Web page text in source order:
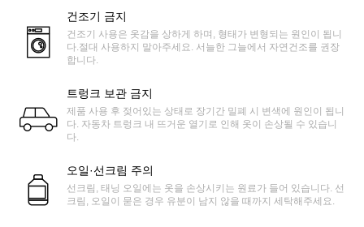
건조기 금지
건조기 사용은 옷감을 상하게 하며, 형태가 변형되는 원인이 됩니
다.절대 사용하지 말아주세요. 서늘한 그늘에서 자연건조를 권장
합니다.
트렁크 보관 금지
제품 사용 후 젖어있는 상태로 장기간 밀폐 시 변색에 원인이 됩니
다. 자동차 트렁크 내 뜨거운 열기로 인해 옷이 손상될 수 있습니
다.
오일·선크림 주의
선크림, 태닝 오일에는 옷을 손상시키는 원료가 들어 있습니다. 선
크림, 오일이 묻은 경우 유분이 남지 않을 때까지 세탁해주세요.